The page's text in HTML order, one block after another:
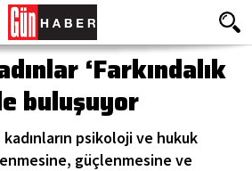
‘Farkındalık
buluşuyor
psikoloji ve hukuk
güçlenmesine ve